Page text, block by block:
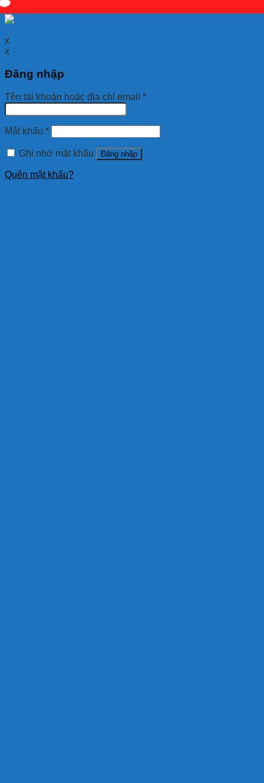
x
x
Đăng nhập
Tên tài khoản hoặc địa chỉ email *
Mật khẩu *
Ghi nhớ mật khẩu Đăng nhập
Quên mật khẩu?